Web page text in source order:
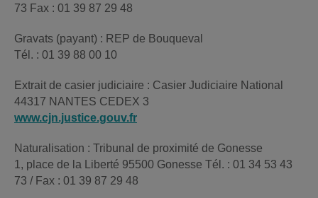
73 Fax : 01 39 87 29 48
Gravats (payant) : REP de Bouqueval
Tél. : 01 39 88 00 10
Extrait de casier judiciaire : Casier Judiciaire National
44317 NANTES CEDEX 3
www.cjn.justice.gouv.fr
Naturalisation : Tribunal de proximité de Gonesse
1, place de la Liberté 95500 Gonesse Tél. : 01 34 53 43
73 / Fax : 01 39 87 29 48